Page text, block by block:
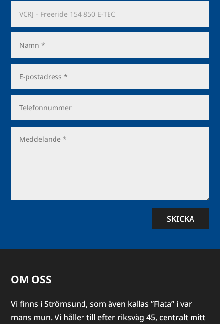
SKICKA
OM OSS
Vi finns i Strömsund, som även kallas ”Flata” i var
mans mun. Vi håller till efter riksväg 45, centralt mitt